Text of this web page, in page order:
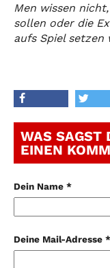
Men wissen
sollen oder die
aufs Spiel setzen
WAS SAGST
EINEN
Dein Name *
Deine Mail-Adresse *